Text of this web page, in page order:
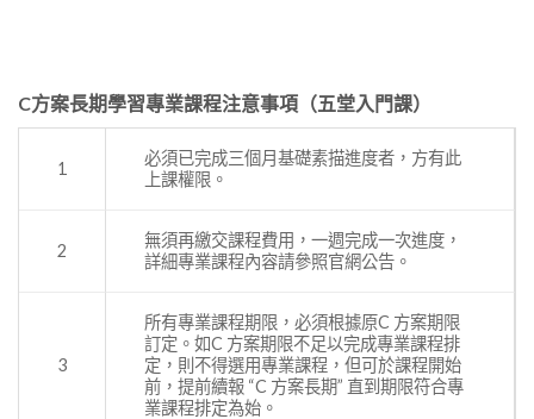
C方案長期學習專業課程注意事項（五堂入門課）
1
必須已完成三個月基礎素描進度者，方有此
上課權限。
2
無須再繳交課程費用，一週完成一次進度，
詳細專業課程內容請參照官網公告。
3
所有專業課程期限，必須根據原C 方案期限
訂定。如C 方案期限不足以完成專業課程排
定，則不得選用專業課程，但可於課程開始
前，提前續報 “C 方案長期” 直到期限符合專
業課程排定為始。